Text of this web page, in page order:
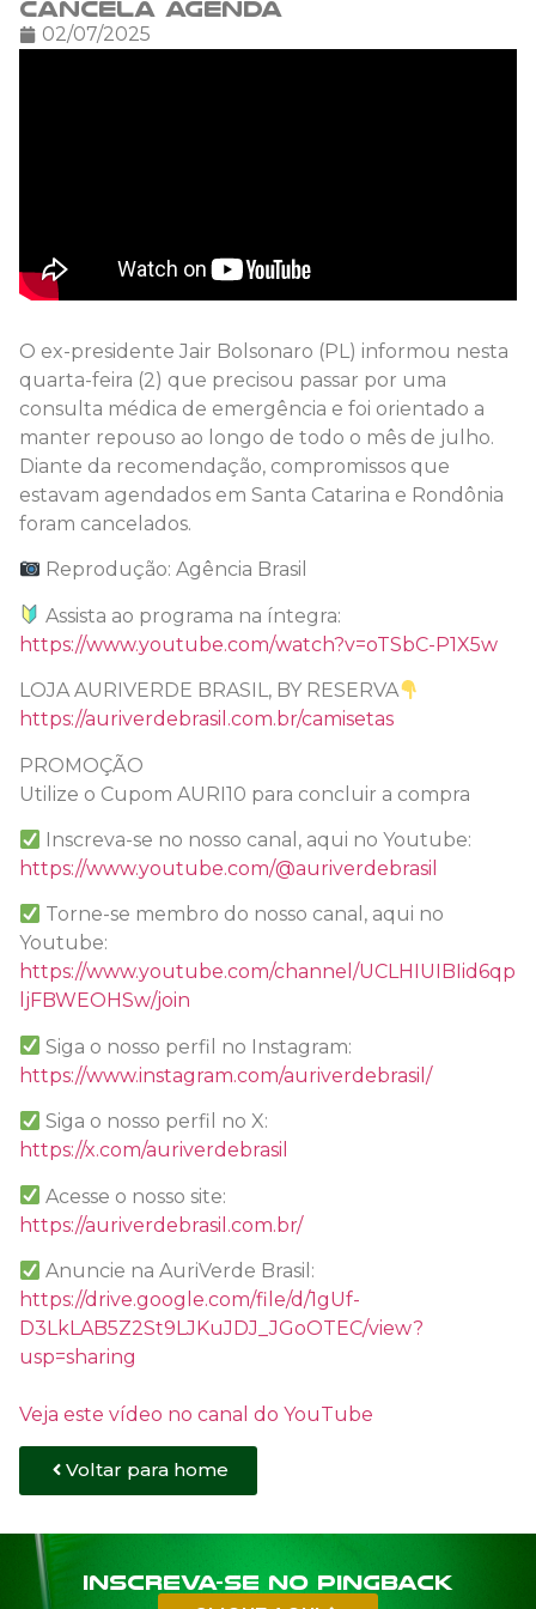
cancela agenda
02/07/2025
O ex-presidente Jair Bolsonaro (PL) informou nesta
quarta-feira (2) que precisou passar por uma
consulta médica de emergência e foi orientado a
manter repouso ao longo de todo o mês de julho.
Diante da recomendação, compromissos que
estavam agendados em Santa Catarina e Rondônia
foram cancelados.
Reprodução: Agência Brasil
Assista ao programa na íntegra:
https://www.youtube.com/watch?v=oTSbC-P1X5w
LOJA AURIVERDE BRASIL, BY RESERVA
https://auriverdebrasil.com.br/camisetas
PROMOÇÃO
Utilize o Cupom AURI10 para concluir a compra
Inscreva-se no nosso canal, aqui no Youtube:
https://www.youtube.com/@auriverdebrasil
Torne-se membro do nosso canal, aqui no
Youtube:
https://www.youtube.com/channel/UCLHIUIBIid6qp
ljFBWEOHSw/join
Siga o nosso perfil no Instagram:
https://www.instagram.com/auriverdebrasil/
Siga o nosso perfil no X:
https://x.com/auriverdebrasil
Acesse o nosso site:
https://auriverdebrasil.com.br/
Anuncie na AuriVerde Brasil:
https://drive.google.com/file/d/1gUf-
D3LkLAB5Z2St9LJKuJDJ_JGoOTEC/view?
usp=sharing
Veja este vídeo no canal do YouTube
Voltar para home
Inscreva-se no PINGBACK